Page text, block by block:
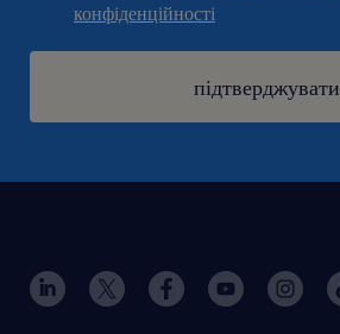
конфіденційності
підтверджувати